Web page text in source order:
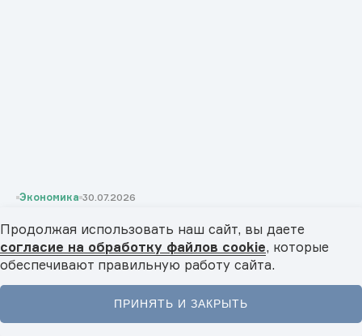
Главная Новости Видео Подкасты Меню
Экономика 30.07.2026
развития стран БРИКС
Какое значение для экономики стран БРИКС имеют
редкоземельные металлы? Почему их называют «витаминами...
Продолжая использовать наш сайт, вы даете
согласие на обработку файлов cookie, которые
обеспечивают правильную работу сайта.
ПРИНЯТЬ И ЗАКРЫТЬ